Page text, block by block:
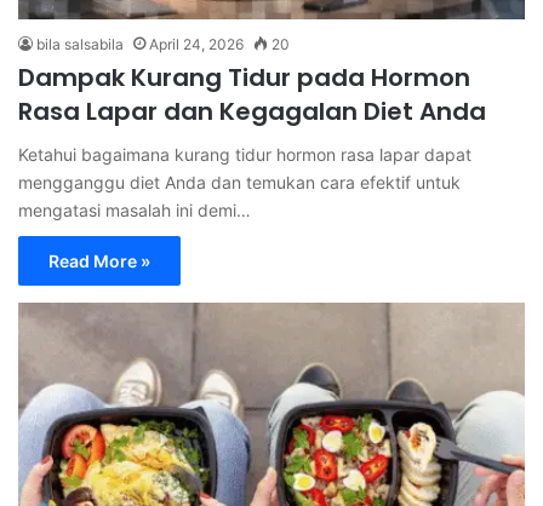
bila salsabila April 24, 2026 20
Dampak Kurang Tidur pada Hormon
Rasa Lapar dan Kegagalan Diet Anda
Ketahui bagaimana kurang tidur hormon rasa lapar dapat
mengganggu diet Anda dan temukan cara efektif untuk
mengatasi masalah ini demi…
Read More »